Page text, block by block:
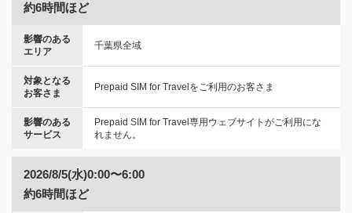
約6時間ほど
影響のある
エリア
千葉県全域
対象となる
お客さま
Prepaid SIM for Travelをご利用のお客さま
影響のある
サービス
Prepaid SIM for Travel専用ウェブサイトがご利用にな
れません。
2026/8/5(水)0:00〜6:00
約6時間ほど